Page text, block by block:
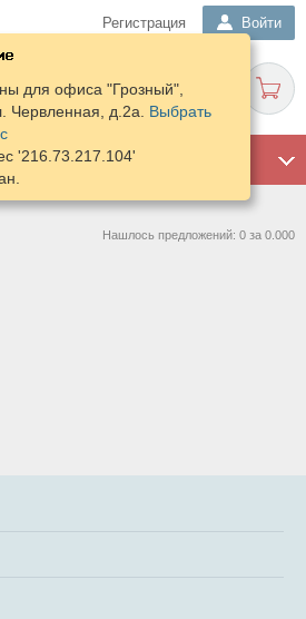
Регистрация Войти
для офиса "Грозный",
Червленная, д.2а. Выбрать
'216.73.217.104'
Нашлось предложений: 0 за 0.000